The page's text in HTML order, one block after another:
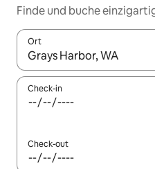
Finde und buche
Ort
Wenn Ergebnisse
Check-in
Check-out